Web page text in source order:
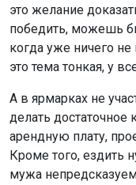
это желание
победить, можешь
когда уже ничего
это тема тонкая, у
А в ярмарках не
делать достаточное
арендную плату,
Кроме того, ездить
мужа